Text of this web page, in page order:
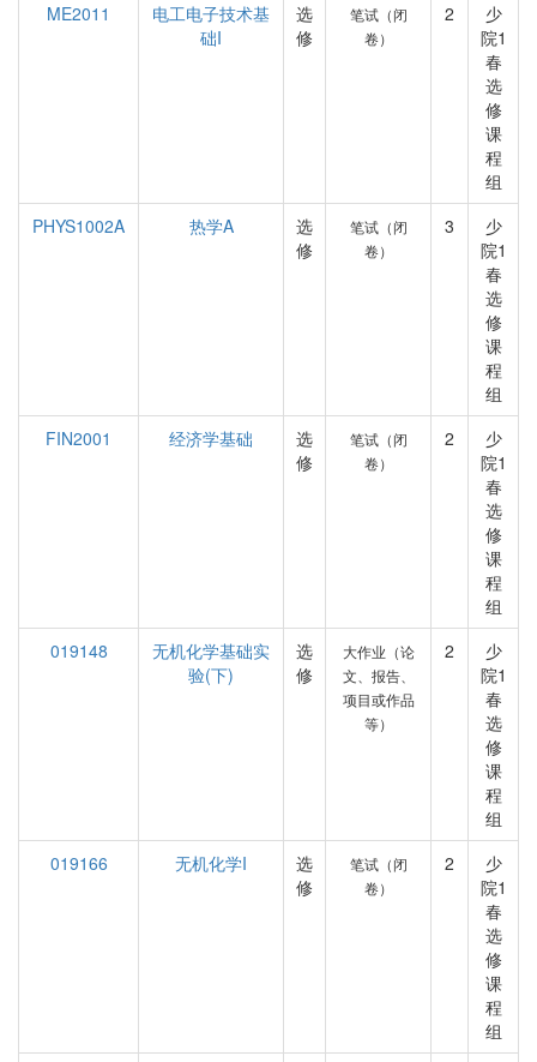
ME2011
电工电子技术基
础I
选
修
笔试（闭
卷）
2
少
院1
春
选
修
课
程
组
PHYS1002A
热学A
选
修
笔试（闭
卷）
3
少
院1
春
选
修
课
程
组
FIN2001
经济学基础
选
修
笔试（闭
卷）
2
少
院1
春
选
修
课
程
组
019148
无机化学基础实
验(下)
选
修
大作业（论
文、报告、
项目或作品
等）
2
少
院1
春
选
修
课
程
组
019166
无机化学I
选
修
笔试（闭
卷）
2
少
院1
春
选
修
课
程
组